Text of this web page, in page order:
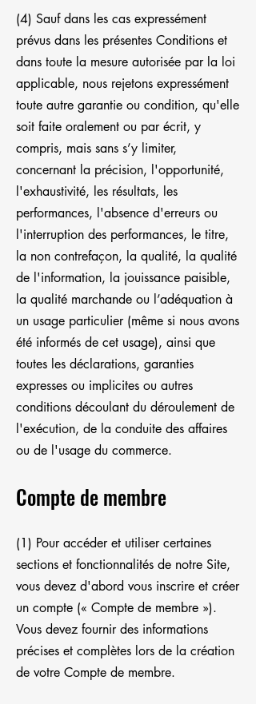
(4) Sauf dans les cas expressément
prévus dans les présentes Conditions et
dans toute la mesure autorisée par la loi
applicable, nous rejetons expressément
toute autre garantie ou condition, qu'elle
soit faite oralement ou par écrit, y
compris, mais sans s’y limiter,
concernant la précision, l'opportunité,
l'exhaustivité, les résultats, les
performances, l'absence d'erreurs ou
l'interruption des performances, le titre,
la non contrefaçon, la qualité, la qualité
de l'information, la jouissance paisible,
la qualité marchande ou l’adéquation à
un usage particulier (même si nous avons
été informés de cet usage), ainsi que
toutes les déclarations, garanties
expresses ou implicites ou autres
conditions découlant du déroulement de
l'exécution, de la conduite des affaires
ou de l'usage du commerce.
Compte de membre
(1) Pour accéder et utiliser certaines
sections et fonctionnalités de notre Site,
vous devez d'abord vous inscrire et créer
un compte (« Compte de membre »).
Vous devez fournir des informations
précises et complètes lors de la création
de votre Compte de membre.